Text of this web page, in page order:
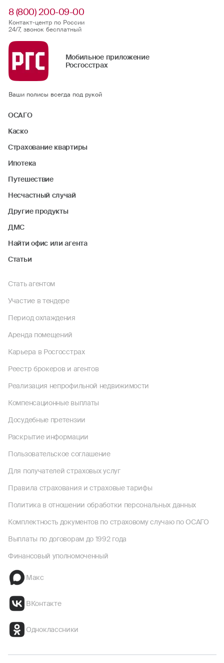
8 (800) 200-09-00
Контакт-центр по России
24/7, звонок бесплатный
Мобильное приложение
Росгосстрах
Ваши полисы всегда под рукой
ОСАГО
Каско
Страхование квартиры
Ипотека
Путешествие
Несчастный случай
Другие продукты
ДМС
Найти офис или агента
Статьи
Стать агентом
Участие в тендере
Период охлаждения
Аренда помещений
Карьера в Росгосстрах
Реестр брокеров и агентов
Реализация непрофильной недвижимости
Компенсационные выплаты
Досудебные претензии
Раскрытие информации
Пользовательское соглашение
Для получателей страховых услуг
Правила страхования и страховые тарифы
Политика в отношении обработки персональных данных
Комплектность документов по страховому случаю по ОСАГО
Выплаты по договорам до 1992 года
Финансовый уполномоченный
Макс
ВКонтакте
Одноклассники